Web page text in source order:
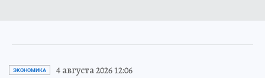
ЭКОНОМИКА 4 августа 2026 12:06